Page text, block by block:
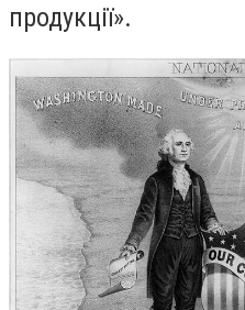
продукції».